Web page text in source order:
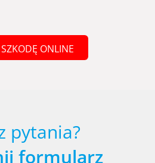
ONLINE
pytania?
formularz